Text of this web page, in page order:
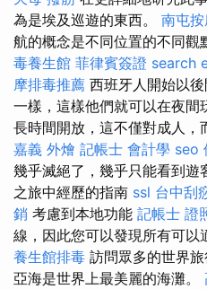
為是埃及巡遊的東西。 南屯
航的概念是不同位置的不同觀
毒養生館 菲律賓簽證 search
摩排毒推薦 西班牙人開始以
一樣，這樣他們就可以在夜間
長時間開放，這不僅對成人，
嘉義 外燴 記帳士 會計學 seo
幾乎滅絕了，幾乎只能看到遊
之旅中經歷的指南 ssl 台中刮
銷 考慮到本地功能 記帳士 證
線，因此您可以發現所有可以
養生館排毒 訪問眾多的世界
亞海是世界上最美麗的海灘。